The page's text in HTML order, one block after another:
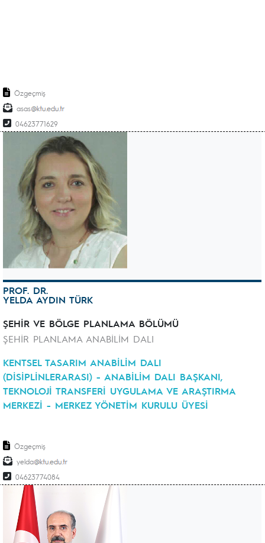
Özgeçmiş
asas
04623771629
PROF. DR.
YELDA AYDIN TÜRK
ŞEHİR VE BÖLGE PLANLAMA BÖLÜMÜ
ŞEHİR PLANLAMA ANABİLİM DALI
KENTSEL TASARIM ANABİLİM DALI
(DİSİPLİNLERARASI) - ANABİLİM DALI BAŞKANI,
TEKNOLOJİ TRANSFERİ UYGULAMA VE ARAŞTIRMA
MERKEZİ - MERKEZ YÖNETİM KURULU ÜYESİ
Özgeçmiş
yelda
04623774084